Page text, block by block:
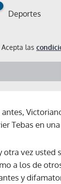
Deportes
Acepta las
antes,
Tebas en
otra vez usted
a los de
y